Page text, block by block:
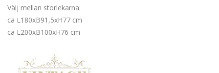
Välj mellan storlekarna:
ca L180xB91,5xH77 cm
ca L200xB100xH76 cm